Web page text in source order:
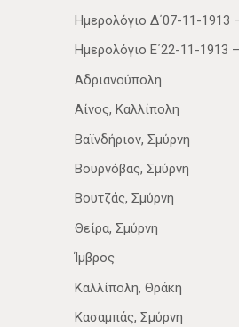
Ημερολόγιο Δ΄07-11-1913
Ημερολόγιο Ε΄22-11-1913
Αδριανούπολη
Αίνος, Καλλίπολη
Βαϊνδήριον, Σμύρνη
Βουρνόβας, Σμύρνη
Βουτζάς, Σμύρνη
Θείρα, Σμύρνη
Ίμβρος
Καλλίπολη, Θράκη
Κασαμπάς, Σμύρνη